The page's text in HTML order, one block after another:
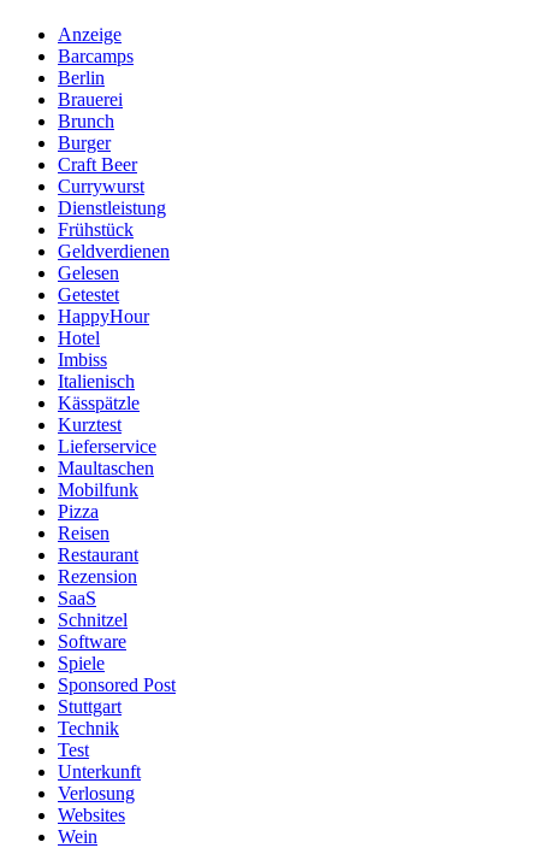
Anzeige
Barcamps
Berlin
Brauerei
Brunch
Burger
Craft Beer
Currywurst
Dienstleistung
Frühstück
Geldverdienen
Gelesen
Getestet
HappyHour
Hotel
Imbiss
Italienisch
Kässpätzle
Kurztest
Lieferservice
Maultaschen
Mobilfunk
Pizza
Reisen
Restaurant
Rezension
SaaS
Schnitzel
Software
Spiele
Sponsored Post
Stuttgart
Technik
Test
Unterkunft
Verlosung
Websites
Wein